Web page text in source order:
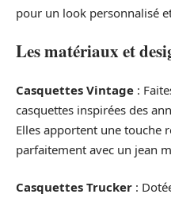
pour un look personnalisé
Les matériaux et
Casquettes Vintage :
casquettes inspirées des
Elles apportent une touche
parfaitement avec un jean
Casquettes Trucker :